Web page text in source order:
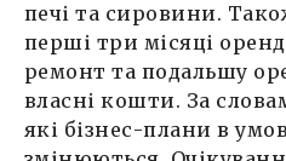
печі та сировини.
перші три місяці
ремонт та подальшу
власні кошти. За
які бізнес-плани в